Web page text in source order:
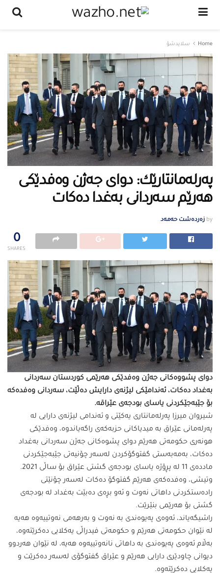
Home سلایدشۆ
پەرلەمانتارێك: دوای جەژن وەفدێكی
هەرێم سەردانی بەغدا دەكات
by زەردەشت حەمەد
0
SHARES
دوای پشووەكانی جەژن وەفدێكی هەرێمی كوردستان سەردانی
بەغداد دەكات، ئەندامێكی لیژنەی دارایش دەڵێت، سەردانی وەفدەكە
بۆ جێبەجێكردنی یاسای بودجەی عێراقە.
شیروان میرزا پەرلەمانتاری یەكێتی و ئەندامی لیژنەی دارایی لە
پەرلەمانی عێراق بە میدیاكانی حزبەكەی راگەیاندوە، وەفدێكی
هونەری حكومەتی هەرێم دوای پشوەكانی جەژن سەردانی بەغداد
دەكات، بەمەبەستی گفتوگۆكردن لەسەر چۆنیەتی جێبەجێكردنی
ماددەی 11 لە پڕۆژە یاسای بودجەی گشتی عێراق بۆ ساڵی 2021.
وتیشی، وەفدەكەی هەرێم گفتوگۆ دەكات لەسەر چۆنێتی
رادەستكردنی داهاتی نەوت و ئەو بڕەی دەبێت بەغداد لە بودجەی
گشتی بۆ هەرێمی بنێرێت.
راشیگەیاند، ئەوەی پەیوەندی بە نەوت و بەرهەمی نەوتییەوە هەیە
لە نێوان حكومەتی هەرێم و حكومەتی فیدراڵی یەكلایی دەكرێتەوە،
بەڵام ئەوەی پەیوەندی بە داهاتی نانەوتییەوە هەیە، لە نێوان هەردوو
دیوانی چاودێری دارایی هەرێم و عێراق گفتوگۆی لەسەر دەكرێت و
یەكلایی دەكرێتەوە.